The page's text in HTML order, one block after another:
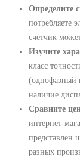
Определите
потребляете
счетчик
Изучите
класс
(однофазный
наличие
Сравните
интернет-
представлен
разных